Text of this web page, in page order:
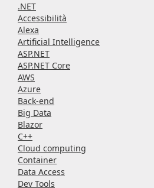
.NET
Accessibilità
Alexa
Artificial Intelligence
ASP.NET
ASP.NET Core
AWS
Azure
Back-end
Big Data
Blazor
C++
Cloud computing
Container
Data Access
Dev Tools